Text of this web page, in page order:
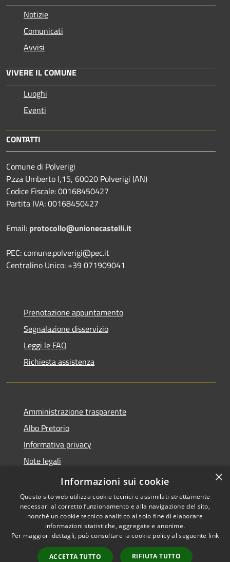
Notizie
Comunicati
Avvisi
VIVERE IL COMUNE
Luoghi
Eventi
CONTATTI
Comune di Polverigi
P.zza Umberto I,15, 60020 Polverigi (AN)
Codice Fiscale: 00168450427
Partita IVA: 00168450427
Email: protocollo@unionecastelli.it
PEC: comune.polverigi@pec.it
Centralino Unico: +39 071909041
Prenotazione appuntamento
Segnalazione disservizio
Leggi le FAQ
Richiesta assistenza
Amministrazione trasparente
Albo Pretorio
Informativa privacy
Note legali
Dichiarazione di accessibilità
Accessibilità
Copyright © 2026 • Comune di
Polverigi • Powered by
Municipium•
Accesso
×
Informazioni sui cookie
Questo sito web utilizza cookie tecnici e assimilati strettamente
necessari al corretto funzionamento e alla navigazione del sito,
nonché un cookie tecnico analitico al solo fine di elaborare
informazioni statistiche, aggregate e anonime.
Per maggiori dettagli, può consultare la cookie policy al seguente link
ACCETTA TUTTO RIFIUTA TUTTO